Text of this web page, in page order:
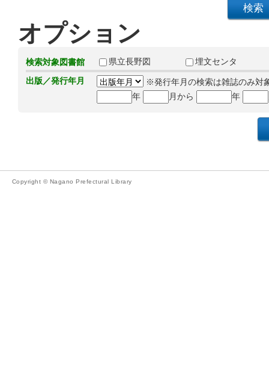
オプション
検索対象図書館 県立長野図
埋文センタ
出版／発行年月
※発行年月の検索は雑誌のみ対
年
月から 年
Copyright © Nagano Prefectural Library